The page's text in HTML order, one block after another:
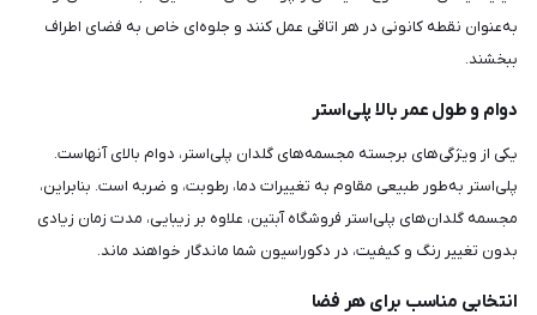
به‌عنوان نقطه کانونی در هر اتاقی عمل کنند و جلوه‌ای خاص به فضای اطراف
ببخشند.
دوام و طول عمر بالا پلی‌استر
یکی از ویژگی‌های برجسته مجسمه‌های گلدان پلی‌استر، دوام بالای آنهاست.
پلی‌استر به‌طور طبیعی مقاوم به تغییرات دما، رطوبت، و ضربه است. بنابراین،
مجسمه گلدان‌های پلی‌استر فروشگاه آبتین، علاوه بر زیبایی، مدت زمان زیادی
بدون تغییر رنگ و کیفیت، در دکوراسیون شما ماندگار خواهند ماند.
انتخابی مناسب برای هر فضا